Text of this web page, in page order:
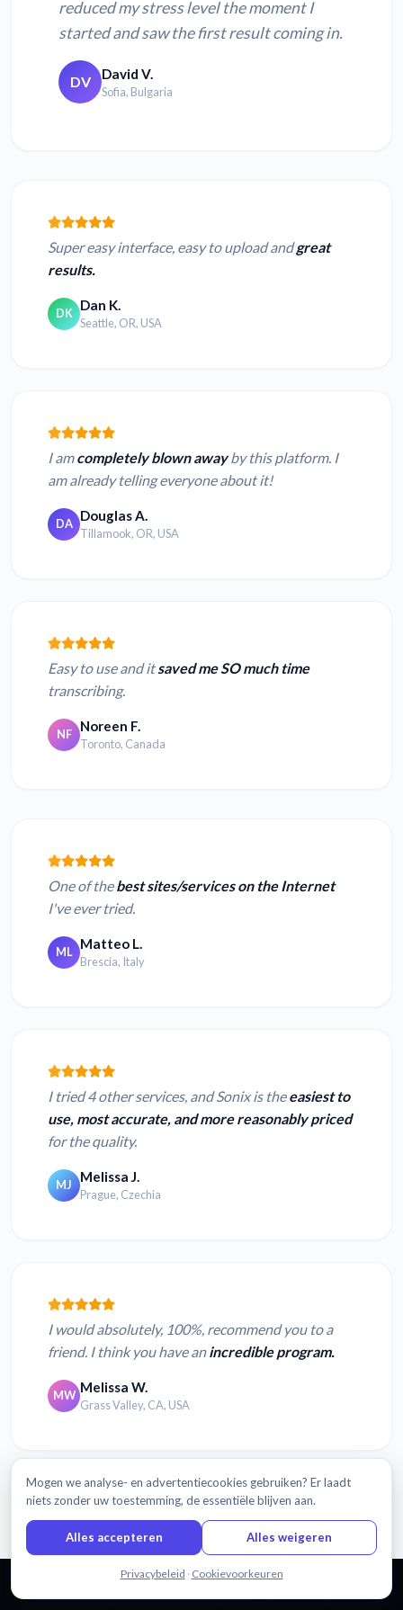
reduced my stress level the moment I
started and saw the first result coming in.
DV David V.
Sofia, Bulgaria
Super easy interface, easy to upload andgreat
results.
DK Dan K.
Seattle, OR, USA
I amcompletely blown awayby this platform. I
am already telling everyone about it!
DA Douglas A.
Tillamook, OR, USA
Easy to use and itsaved me SO much time
transcribing.
NF Noreen F.
Toronto, Canada
One of thebest sites/services on the Internet
I've ever tried.
ML Matteo L.
Brescia, Italy
I tried 4 other services, and Sonix is theeasiest to
use, most accurate, and more reasonably priced
for the quality.
MJ Melissa J.
Prague, Czechia
I would absolutely, 100%, recommend you to a
friend. I think you have anincredible program.
MW Melissa W.
Grass Valley, CA, USA
Lees meer beoordelingen
Mogen we analyse- en advertentiecookies gebruiken? Er laadt
niets zonder uw toestemming, de essentiële blijven aan.
Alles accepteren Alles weigeren
Privacybeleid · Cookievoorkeuren